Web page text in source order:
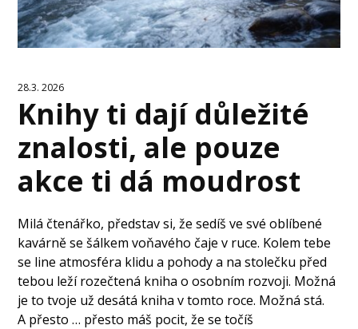
28.3. 2026
Knihy ti dají důležité
znalosti, ale pouze
akce ti dá moudrost
Milá čtenářko, představ si, že sedíš ve své oblíbené
kavárně se šálkem voňavého čaje v ruce. Kolem tebe
se line atmosféra klidu a pohody a na stolečku před
tebou leží rozečtená kniha o osobním rozvoji. Možná
je to tvoje už desátá kniha v tomto roce. Možná stá.
A přesto … přesto máš pocit, že se točíš